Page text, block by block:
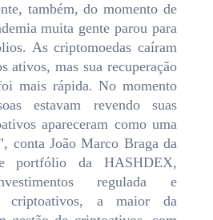
também, do momento de
muita gente parou para
As criptomoedas caíram
ativos, mas sua recuperação
mais rápida. No momento
estavam revendo suas
apareceram como uma
conta João Marco Braga da
portfólio da HASHDEX,
regulada e
criptoativos, a maior da